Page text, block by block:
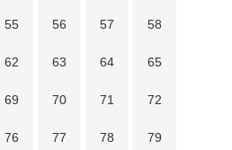
55 56 57 58
62 63 64 65
69 70 71 72
76 77 78 79